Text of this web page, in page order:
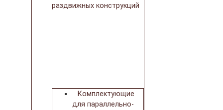
раздвижных конструкций
Комплектующие
для параллельно-